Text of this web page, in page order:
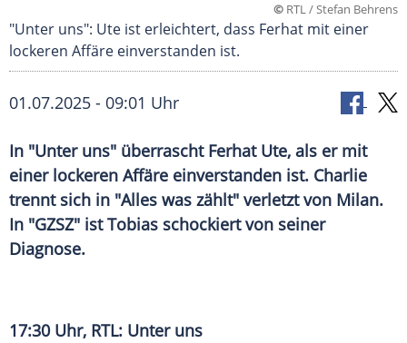
© RTL / Stefan Behrens
"Unter uns": Ute ist erleichtert, dass Ferhat mit einer
lockeren Affäre einverstanden ist.
01.07.2025 - 09:01 Uhr
In "Unter uns" überrascht Ferhat Ute, als er mit
einer lockeren Affäre einverstanden ist. Charlie
trennt sich in "Alles was zählt" verletzt von Milan.
In "GZSZ" ist Tobias schockiert von seiner
Diagnose.
17:30 Uhr, RTL: Unter uns